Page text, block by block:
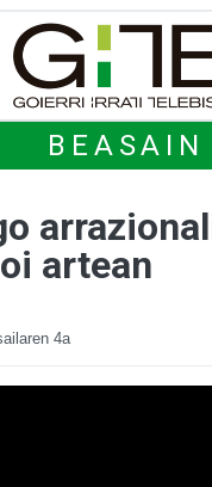
BEASAIN
artean
4a